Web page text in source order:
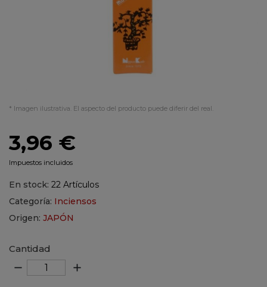
* Imagen ilustrativa. El aspecto del producto puede diferir del real.
3,96 €
Impuestos incluidos
En stock: 22 Artículos
Categoría: Inciensos
Origen: JAPÓN
Cantidad
remove add